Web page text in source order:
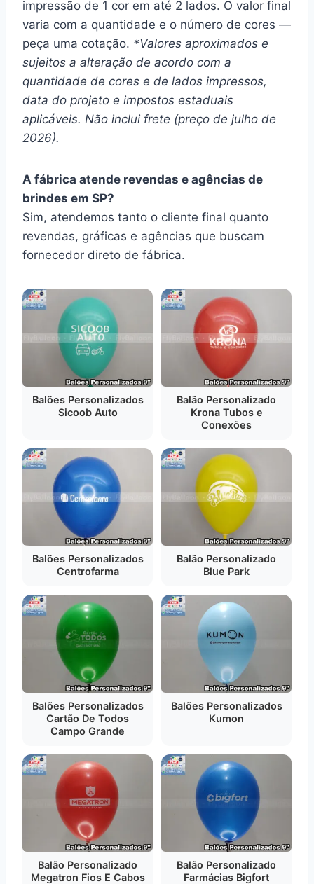
impressão de 1 cor em até 2 lados. O valor final
varia com a quantidade e o número de cores —
peça uma cotação. *Valores aproximados e
sujeitos a alteração de acordo com a
quantidade de cores e de lados impressos,
data do projeto e impostos estaduais
aplicáveis. Não inclui frete (preço de julho de
2026).
A fábrica atende revendas e agências de
brindes em SP?
Sim, atendemos tanto o cliente final quanto
revendas, gráficas e agências que buscam
fornecedor direto de fábrica.
Balões Personalizados
Sicoob Auto
Balão Personalizado
Krona Tubos e
Conexões
Balões Personalizados
Centrofarma
Balão Personalizado
Blue Park
Balões Personalizados
Cartão De Todos
Campo Grande
Balões Personalizados
Kumon
Balão Personalizado
Megatron Fios E Cabos
Balão Personalizado
Farmácias Bigfort